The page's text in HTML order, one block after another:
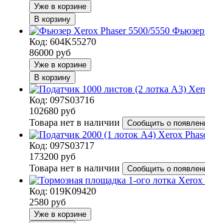
Уже в корзине
В корзину
Фьюзер
Код: 604K55270
86000 руб
Уже в корзине
В корзину
Код: 097S03716
102680 руб
Товара нет в наличии
Сообщить о
Код: 097S03717
173200 руб
Товара нет в наличии
Сообщить о
Код: 019K09420
2580 руб
Уже в корзине